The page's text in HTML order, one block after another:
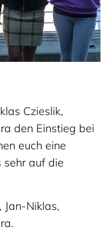
Czieslik,
den Einstieg bei
euch eine
sehr auf die
Jan-Niklas,